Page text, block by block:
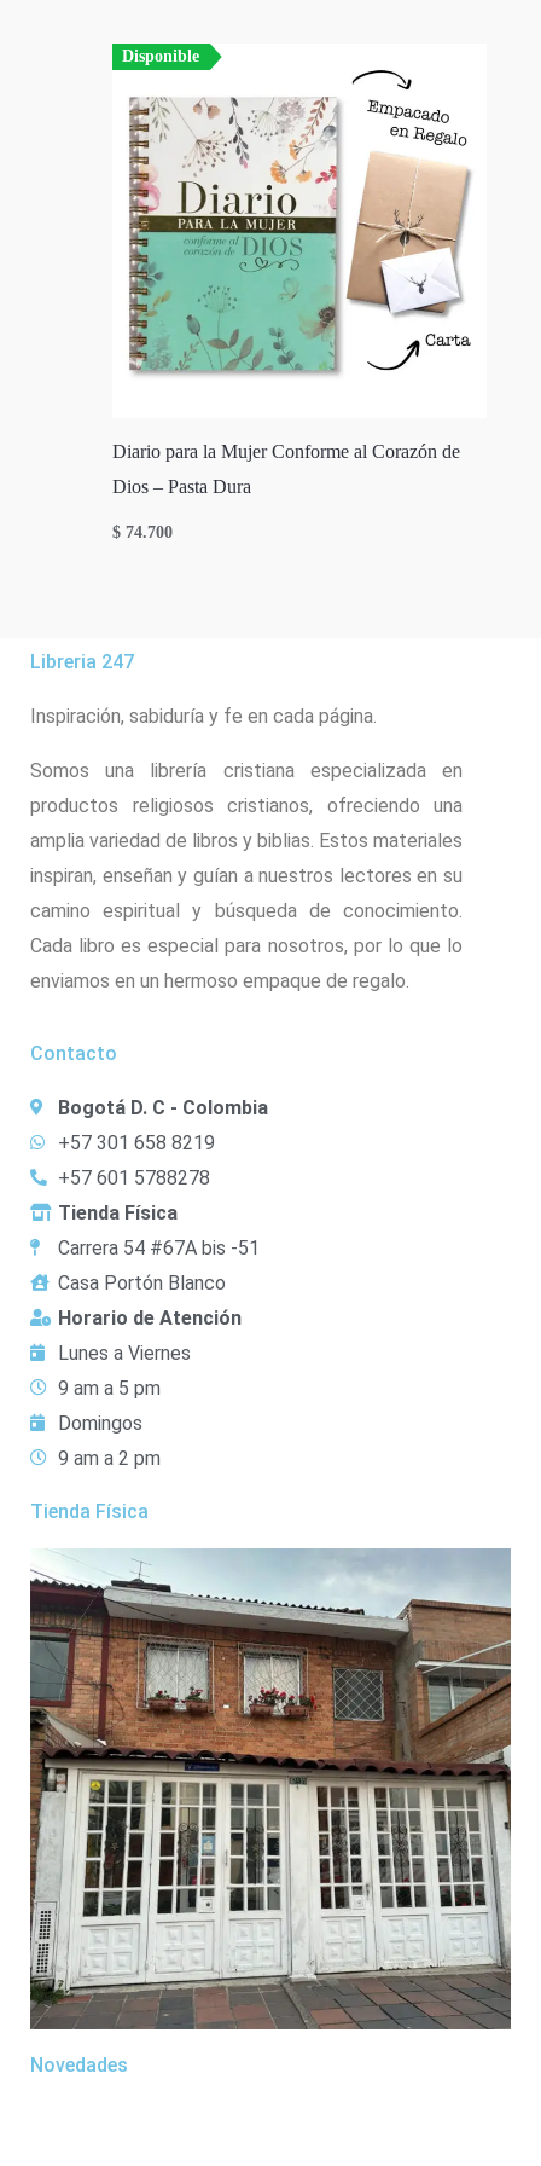
Disponible
Diario para la Mujer Conforme al Corazón de
Dios – Pasta Dura
$ 74.700
Libreria 247
Inspiración, sabiduría y fe en cada página.
Somos una librería cristiana especializada en
productos religiosos cristianos, ofreciendo una
amplia variedad de libros y biblias. Estos materiales
inspiran, enseñan y guían a nuestros lectores en su
camino espiritual y búsqueda de conocimiento.
Cada libro es especial para nosotros, por lo que lo
enviamos en un hermoso empaque de regalo.
Contacto
Bogotá D. C - Colombia
+57 301 658 8219
+57 601 5788278
Tienda Física
Carrera 54 #67A bis -51
Casa Portón Blanco
Horario de Atención
Lunes a Viernes
9 am a 5 pm
Domingos
9 am a 2 pm
Tienda Física
Novedades